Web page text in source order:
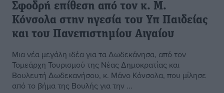
Σφοδρή επίθεση από τον κ. Μ.
Κόνσολα στην ηγεσία του Υπ Παιδείας
και του Πανεπιστημίου Αιγαίου
Μια νέα μεγάλη ιδέα για τα Δωδεκάνησα, από τον
Τομεάρχη Τουρισμού της Νέας Δημοκρατίας και
Βουλευτή Δωδεκανήσου, κ. Μάνο Κόνσολα, που μίλησε
από το βήμα της Βουλής για την ...